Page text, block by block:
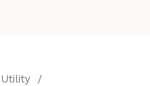
Utility